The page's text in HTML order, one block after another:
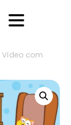
Vídeo com